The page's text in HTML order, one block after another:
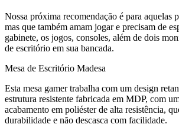
Nossa próxima recomendação é para aquelas
mas que também amam jogar e precisam de
gabinete, os jogos, consoles, além de dois
de escritório em sua bancada.
Mesa de Escritório Madesa
Esta mesa gamer trabalha com um design
estrutura resistente fabricada em MDP, com
acabamento em poliéster de alta resistência,
durabilidade e não descasca com facilidade.